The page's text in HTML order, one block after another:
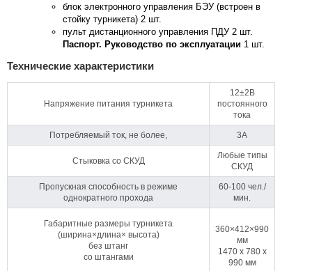
блок электронного управления БЭУ (встроен в
стойку турникета) 2 шт.
пульт дистанционного управления ПДУ 2 шт.
Паспорт. Руководство по эксплуатации 1 шт.
Технические характеристики
Напряжение питания турникета
12±2B
постоянного
тока
Потребляемый ток, не более, 3А
Стыковка со СКУД
Любые типы
СКУД
Пропускная способность в режиме
однократного прохода
60-100 чел./
мин.
Габаритные размеры турникета
(ширина×длина× высота)
без штанг
со штангами
360×412×990
мм
1470 x 780 x
990 мм